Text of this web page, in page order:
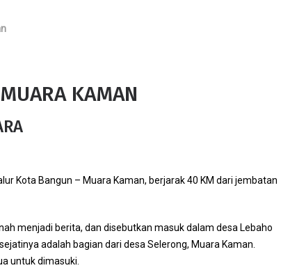
KAMAN
Kota Bangun – Muara Kaman, berjarak 40 KM dari jembatan
menjadi berita, dan disebutkan masuk dalam desa Lebaho
adalah bagian dari desa Selerong, Muara Kaman.
untuk dimasuki.